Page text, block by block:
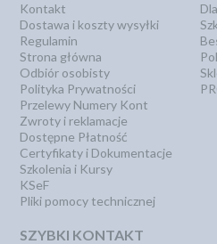
Kontakt
Dostawa i koszty wysyłki
Regulamin
Strona główna
Odbiór osobisty
Polityka Prywatności
Przelewy Numery Kont
Zwroty i reklamacje
Dostępne Płatność
Certyfikaty i Dokumentacje
Szkolenia i Kursy
KSeF
Pliki pomocy technicznej
SZYBKI KONTAKT